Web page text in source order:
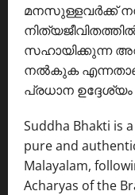
മനസുള്ളവർക്ക്
സഹായിക്കുന്ന
നൽകുക
പ്രധാന ഉദ്ദേശ്യം
Suddha Bhakti is
pure and
Malayalam,
Acharyas of the